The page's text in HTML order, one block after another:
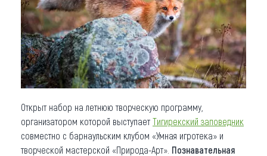
О регионе
Коллекция впечатлений
Другие рубрики
Открыт набор на летнюю творческую программу,
организатором которой выступает Тигирекский заповедник
совместно с барнаульским клубом «Умная игротека» и
творческой мастерской «Природа-Арт». Познавательная